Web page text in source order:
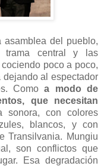
asamblea del pueblo,
trama central y las
poco a poco,
al espectador
Comoa modo de
que necesitan
sonora, con colores
blancos, y con
Transilvania. Mungiu
son conflictos que
Esa degradación